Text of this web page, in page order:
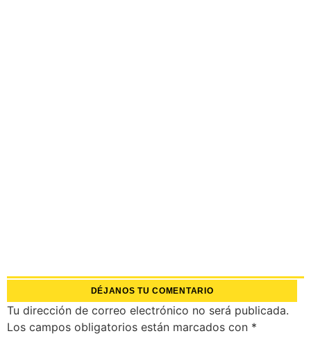
DÉJANOS TU COMENTARIO
Tu dirección de correo electrónico no será publicada.
Los campos obligatorios están marcados con *